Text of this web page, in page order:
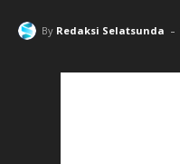
By Redaksi Selatsunda -